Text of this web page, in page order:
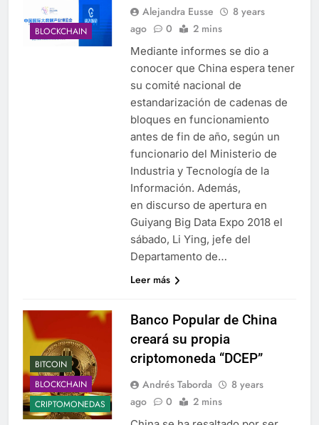
BLOCKCHAIN
Alejandra Eusse
8 years
ago
0 2 mins
Mediante informes se dio a
conocer que China espera tener
su comité nacional de
estandarización de cadenas de
bloques en funcionamiento
antes de fin de año, según un
funcionario del Ministerio de
Industria y Tecnología de la
Información. Además,
en discurso de apertura en
Guiyang Big Data Expo 2018 el
sábado, Li Ying, jefe del
Departamento de…
Leer más
BITCOIN
BLOCKCHAIN
CRIPTOMONEDAS
Banco Popular de China
creará su propia
criptomoneda “DCEP”
Andrés Taborda
8 years
ago
0 2 mins